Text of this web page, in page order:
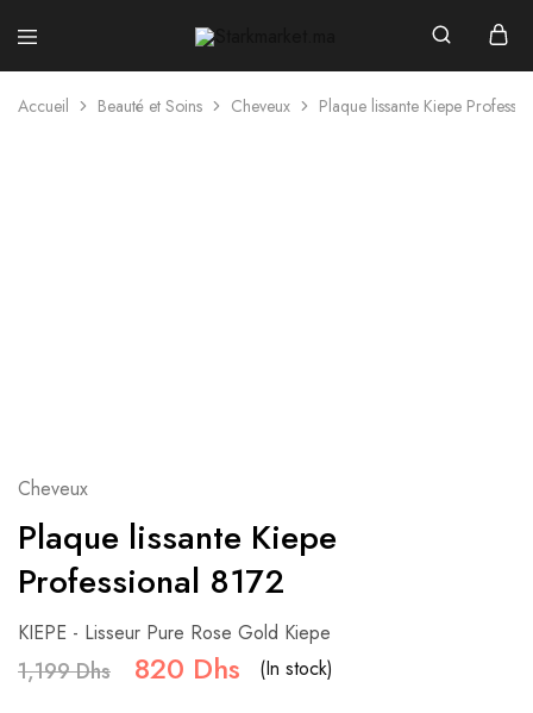
Starkmarket.ma
Accueil Beauté et Soins Cheveux Plaque lissante Kiepe
Cheveux
Plaque lissante Kiepe
Professional 8172
KIEPE - Lisseur Pure Rose Gold Kiepe
1,199Dhs 820 Dhs (In stock)